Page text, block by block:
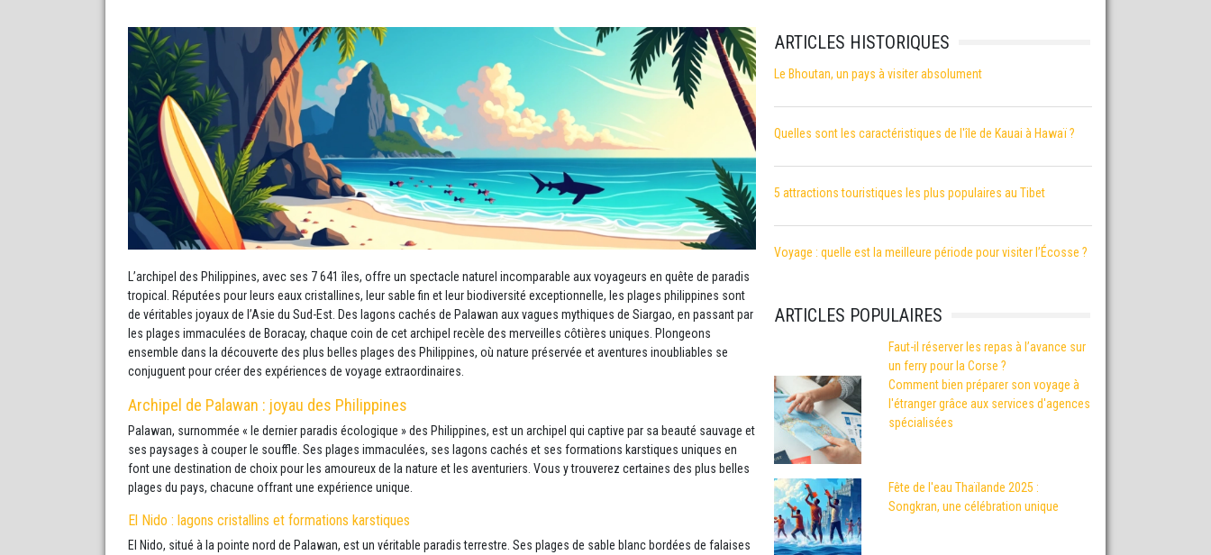
L’archipel des Philippines, avec ses 7 641 îles, offre un spectacle naturel incomparable aux voyageurs en quête de paradis
tropical. Réputées pour leurs eaux cristallines, leur sable fin et leur biodiversité exceptionnelle, les plages philippines sont
de véritables joyaux de l’Asie du Sud-Est. Des lagons cachés de Palawan aux vagues mythiques de Siargao, en passant par
les plages immaculées de Boracay, chaque coin de cet archipel recèle des merveilles côtières uniques. Plongeons
ensemble dans la découverte des plus belles plages des Philippines, où nature préservée et aventures inoubliables se
conjuguent pour créer des expériences de voyage extraordinaires.
Archipel de Palawan : joyau des Philippines
Palawan, surnommée « le dernier paradis écologique » des Philippines, est un archipel qui captive par sa beauté sauvage et
ses paysages à couper le souffle. Ses plages immaculées, ses lagons cachés et ses formations karstiques uniques en
font une destination de choix pour les amoureux de la nature et les aventuriers. Vous y trouverez certaines des plus belles
plages du pays, chacune offrant une expérience unique.
El Nido : lagons cristallins et formations karstiques
El Nido, situé à la pointe nord de Palawan, est un véritable paradis terrestre. Ses plages de sable blanc bordées de falaises
ARTICLES HISTORIQUES
Le Bhoutan, un pays à visiter absolument
Quelles sont les caractéristiques de l'île de Kauai à Hawaï ?
5 attractions touristiques les plus populaires au Tibet
Voyage : quelle est la meilleure période pour visiter l’Écosse ?
ARTICLES POPULAIRES
Faut-il réserver les repas à l’avance sur
un ferry pour la Corse ?
Comment bien préparer son voyage à
l'étranger grâce aux services d'agences
spécialisées
Fête de l'eau Thaïlande 2025 :
Songkran, une célébration unique